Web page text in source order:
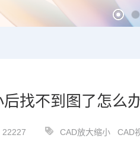
找不到图了怎么办
22227 CAD放大缩小 CAD